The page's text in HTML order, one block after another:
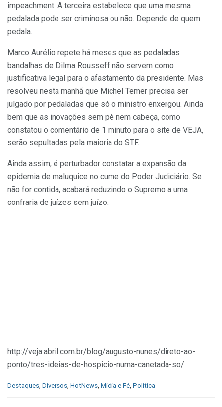
impeachment. A terceira estabelece que uma mesma
pedalada pode ser criminosa ou não. Depende de quem
pedala.
Marco Aurélio repete há meses que as pedaladas
bandalhas de Dilma Rousseff não servem como
justificativa legal para o afastamento da presidente. Mas
resolveu nesta manhã que Michel Temer precisa ser
julgado por pedaladas que só o ministro enxergou. Ainda
bem que as inovações sem pé nem cabeça, como
constatou o comentário de 1 minuto para o site de VEJA,
serão sepultadas pela maioria do STF.
Ainda assim, é perturbador constatar a expansão da
epidemia de maluquice no cume do Poder Judiciário. Se
não for contida, acabará reduzindo o Supremo a uma
confraria de juízes sem juízo.
http://veja.abril.com.br/blog/augusto-nunes/direto-ao-
ponto/tres-ideias-de-hospicio-numa-canetada-so/
C
Destaques Diversos HotNews Mídia e Fé Política